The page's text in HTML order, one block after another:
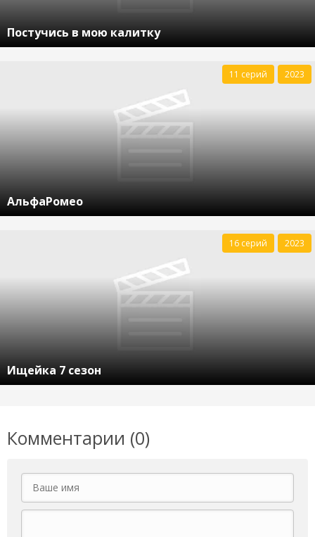
Постучись в мою калитку
АльфаРомео
11 серий 2023
Ищейка 7 сезон
16 серий 2023
Комментарии (0)